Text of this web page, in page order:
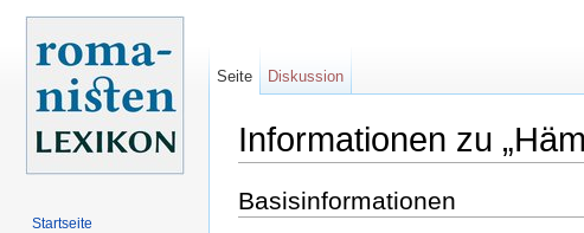
Informationen zu
Basisinformationen
Seite Diskussion
Startseite